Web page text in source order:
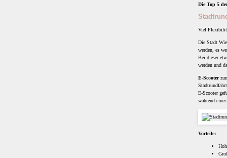
Die Top 5
Viel
Die Stadt
werden, es
Bei dieser
werden und
E-Scooter
E-Scooter
während einer
Vorteile: